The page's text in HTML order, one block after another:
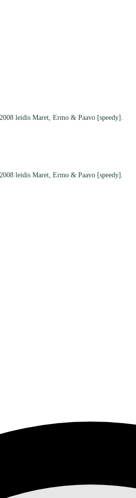
leidis Maret, Ermo & Paavo [speedy].
leidis Maret, Ermo & Paavo [speedy].